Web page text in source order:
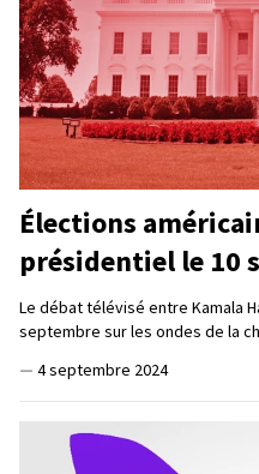
Élections
présidentiel le 10
Le débat télévisé entre Kamala
septembre sur les ondes de la
— 4 septembre 2024